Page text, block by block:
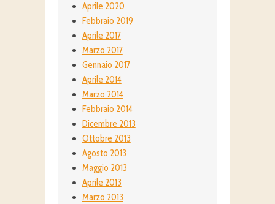
Aprile 2020
Febbraio 2019
Aprile 2017
Marzo 2017
Gennaio 2017
Aprile 2014
Marzo 2014
Febbraio 2014
Dicembre 2013
Ottobre 2013
Agosto 2013
Maggio 2013
Aprile 2013
Marzo 2013